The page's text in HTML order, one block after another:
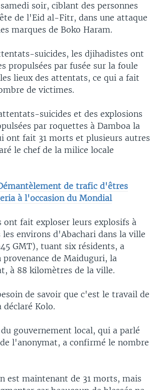
soir, ciblant des personnes
de l'Eid al-Fitr, dans une attaque
marques de Boko Haram.
suicides, les djihadistes ont
propulsées par fusée sur la foule
lieux des attentats, ce qui a fait
de victimes.
suicides et des explosions
par roquettes à Damboa la
ont fait 31 morts et plusieurs autres
le chef de la milice locale
de trafic d'êtres
à l'occasion du Mondial
ont fait exploser leurs explosifs à
les environs d'Abachari dans la ville
GMT), tuant six résidents, a
provenance de Maiduguri, la
à 88 kilomètres de la ville.
de savoir que c'est le travail de
Kolo.
gouvernement local, qui a parlé
l'anonymat, a confirmé le nombre
est maintenant de 31 morts, mais